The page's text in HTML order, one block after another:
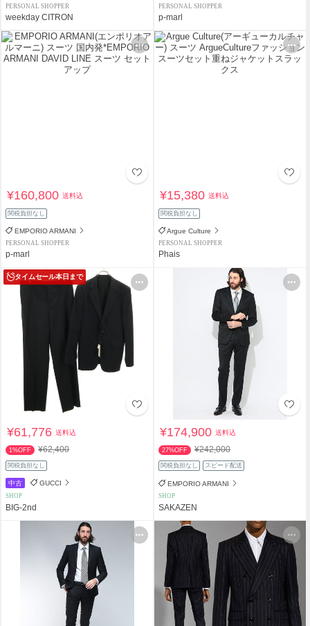
PERSONAL SHOPPER
weekday CITRON
PERSONAL SHOPPER
p-marl
¥160,800送料込
関税負担なし
EMPORIO ARMANI
PERSONAL SHOPPER
p-marl
¥15,380送料込
関税負担なし
Argue Culture
PERSONAL SHOPPER
Phais
タイムセール本日まで
¥61,776送料込
1%OFF ¥62,400
関税負担なし
中古 GUCCI
SHOP
BIG-2nd
¥174,900送料込
27%OFF ¥242,000
関税負担なし スピード配送
EMPORIO ARMANI
SHOP
SAKAZEN